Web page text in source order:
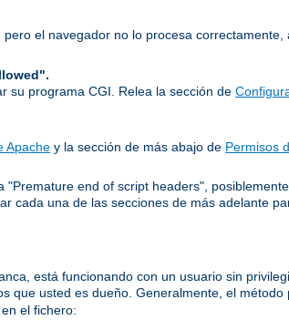
el navegador no lo procesa
su programa CGI. Relea la sección de
Apache y la sección de más abajo de Permisos
"Premature end of script headers",
cada una de las secciones de más adelante
está funcionando con un usuario sin
que usted es dueño. Generalmente, el
el fichero: